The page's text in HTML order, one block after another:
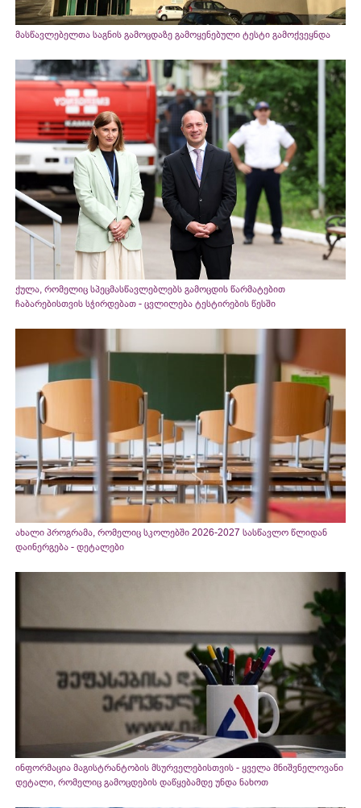
მასწავლებელთა საგნის გამოცდაზე გამოყენებული ტესტი გამოქვეყნდა
ქულა, რომელიც სპეცმასწავლებლებს გამოცდის წარმატებით
ჩაბარებისთვის სჭირდებათ - ცვლილება ტესტირების წესში
ახალი პროგრამა, რომელიც სკოლებში 2026-2027 სასწავლო წლიდან
დაინერგება - დეტალები
ინფორმაცია მაგისტრანტობის მსურველებისთვის - ყველა მნიშვნელოვანი
დეტალი, რომელიც გამოცდების დაწყებამდე უნდა ნახოთ